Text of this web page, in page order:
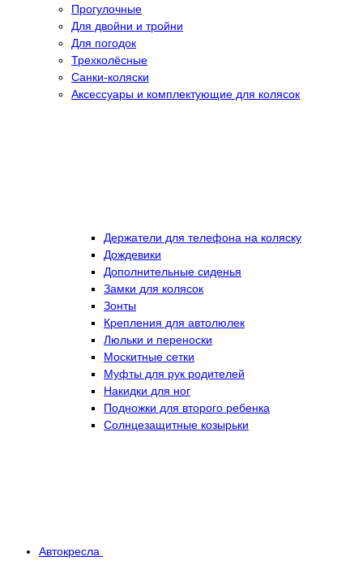
Прогулочные
Для двойни и тройни
Для погодок
Трехколёсные
Санки-коляски
Аксессуары и комплектующие для колясок
Держатели для телефона на коляску
Дождевики
Дополнительные сиденья
Замки для колясок
Зонты
Крепления для автолюлек
Люльки и переноски
Москитные сетки
Муфты для рук родителей
Накидки для ног
Подножки для второго ребенка
Солнцезащитные козырьки
Автокресла